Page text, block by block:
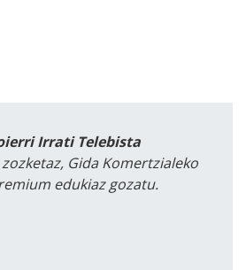
Irrati Telebista
Gida Komertzialeko
edukiaz gozatu.